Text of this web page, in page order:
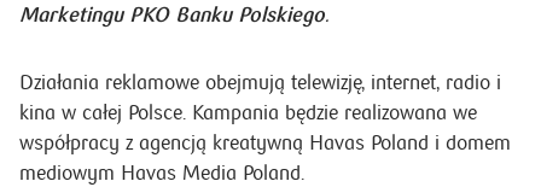
Marketingu PKO Banku Polskiego.
Działania reklamowe obejmują telewizję, internet, radio i
kina w całej Polsce. Kampania będzie realizowana we
współpracy z agencją kreatywną Havas Poland i domem
mediowym Havas Media Poland.